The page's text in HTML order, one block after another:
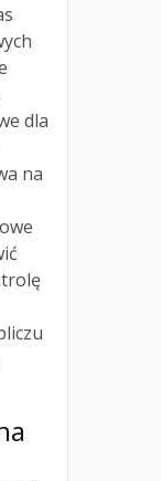
dla
na